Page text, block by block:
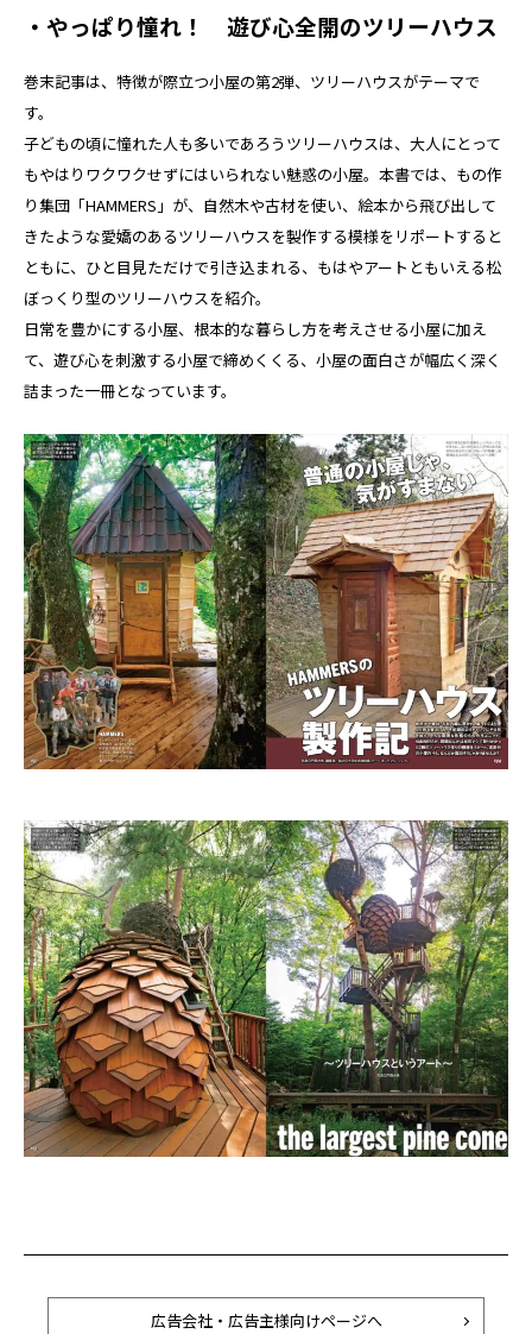
・やっぱり憧れ！ 遊び心全開のツリーハウス
巻末記事は、特徴が際立つ小屋の第2弾、ツリーハウスがテーマで
す。
子どもの頃に憧れた人も多いであろうツリーハウスは、大人にとって
もやはりワクワクせずにはいられない魅惑の小屋。本書では、もの作
り集団「HAMMERS」が、自然木や古材を使い、絵本から飛び出して
きたような愛嬌のあるツリーハウスを製作する模様をリポートすると
ともに、ひと目見ただけで引き込まれる、もはやアートともいえる松
ぼっくり型のツリーハウスを紹介。
日常を豊かにする小屋、根本的な暮らし方を考えさせる小屋に加え
て、遊び心を刺激する小屋で締めくくる、小屋の面白さが幅広く深く
詰まった一冊となっています。
広告会社・広告主様向けページへ